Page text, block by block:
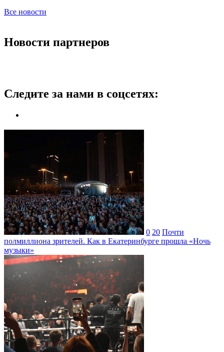
Все новости
Новости партнеров
Следите за нами в соцсетях:
0 20 Почти
полмиллиона зрителей. Как в Екатеринбурге прошла «Ночь
музыки»